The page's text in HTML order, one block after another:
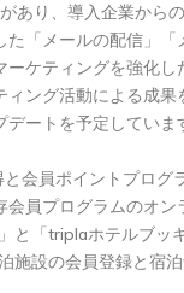
あり、導入企業から
「メールの配信」
ケティングを強化し
ング活動による成果
ートを予定していま
会員ポイントプログ
員プログラムのオン
と「triplaホテルブッ
設の会員登録と宿泊